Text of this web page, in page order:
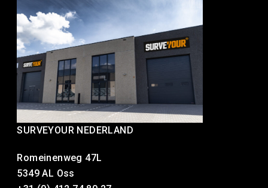
SURVEYOUR NEDERLAND
Romeinenweg 47L
5349 AL Oss